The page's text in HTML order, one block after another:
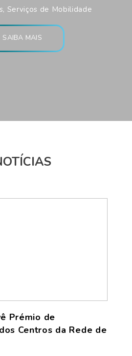
Serviços de Mobilidade
SAIBA MAIS
Prémio de
Centros da Rede de